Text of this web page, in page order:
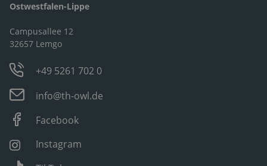
Ostwestfalen-Lippe
Campusallee 12
32657 Lemgo
+49 5261 702 0
info@th-owl.de
Facebook
Instagram